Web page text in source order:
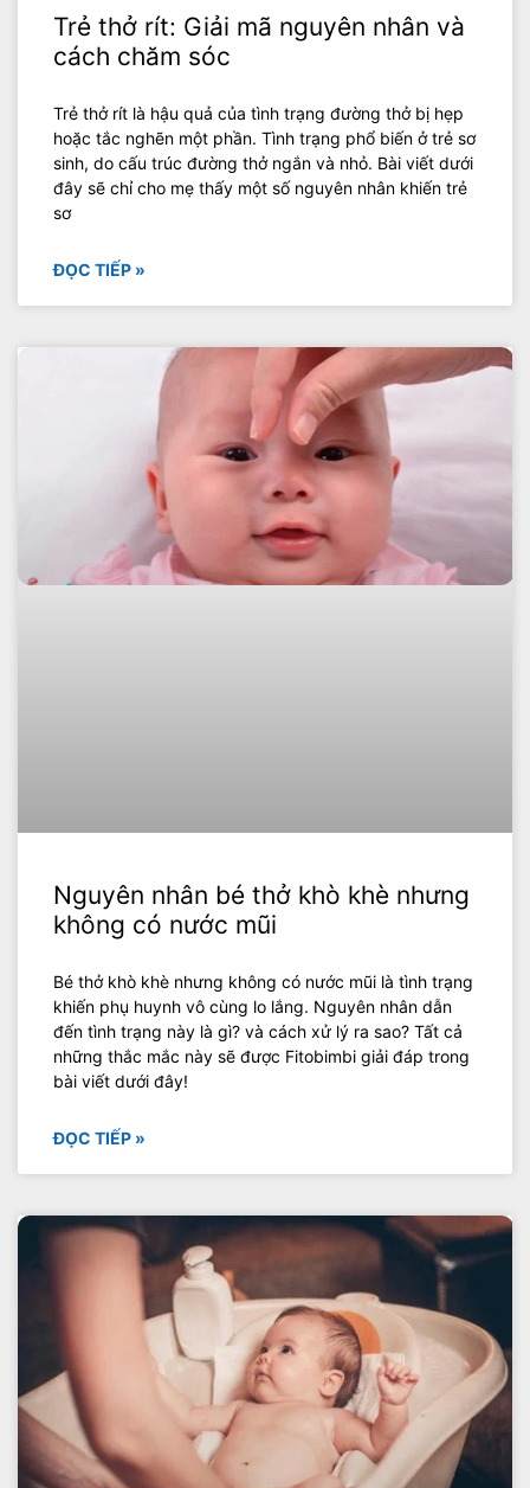
Trẻ thở rít: Giải mã nguyên nhân và
cách chăm sóc
Trẻ thở rít là hậu quả của tình trạng đường thở bị hẹp
hoặc tắc nghẽn một phần. Tình trạng phổ biến ở trẻ sơ
sinh, do cấu trúc đường thở ngắn và nhỏ. Bài viết dưới
đây sẽ chỉ cho mẹ thấy một số nguyên nhân khiến trẻ
sơ
ĐỌC TIẾP »
Nguyên nhân bé thở khò khè nhưng
không có nước mũi
Bé thở khò khè nhưng không có nước mũi là tình trạng
khiến phụ huynh vô cùng lo lắng. Nguyên nhân dẫn
đến tình trạng này là gì? và cách xử lý ra sao? Tất cả
những thắc mắc này sẽ được Fitobimbi giải đáp trong
bài viết dưới đây!
ĐỌC TIẾP »